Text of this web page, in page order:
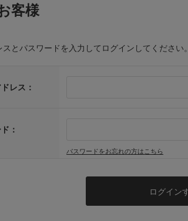
客様
スとパスワードを入力してログインしてください。
レス：
：
パスワードをお忘れの方はこちら